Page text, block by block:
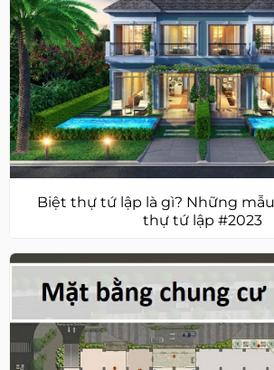
Biệt thự tứ lập là gì? Những
thự tứ lập #2023